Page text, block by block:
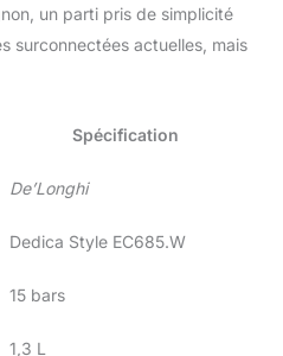
un parti pris de simplicité
surconnectées actuelles, mais
Spécification
De’Longhi
Dedica Style EC685.W
15 bars
1,3 L